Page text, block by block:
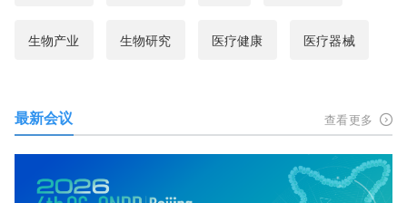
生物产业 生物研究 医疗健康 医疗器械
最新会议 查看更多